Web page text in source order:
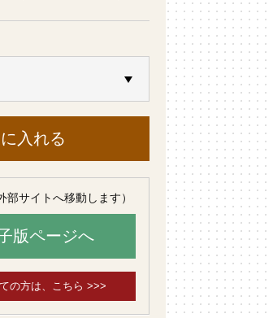
入れる
サイトへ移動します）
版ページへ
の方は、こちら >>>